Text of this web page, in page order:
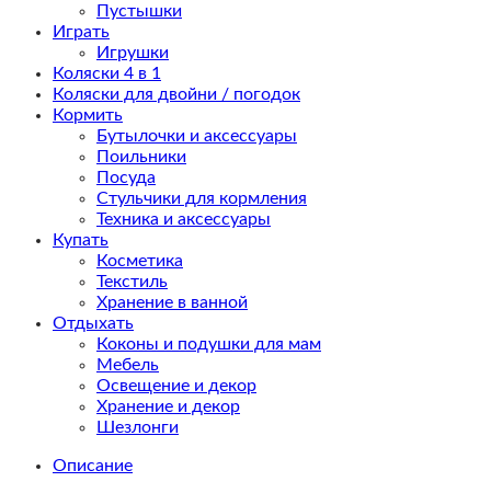
Пустышки
Играть
Игрушки
Коляски 4 в 1
Коляски для двойни / погодок
Кормить
Бутылочки и аксессуары
Поильники
Посуда
Стульчики для кормления
Техника и аксессуары
Купать
Косметика
Текстиль
Хранение в ванной
Отдыхать
Коконы и подушки для мам
Мебель
Освещение и декор
Хранение и декор
Шезлонги
Описание